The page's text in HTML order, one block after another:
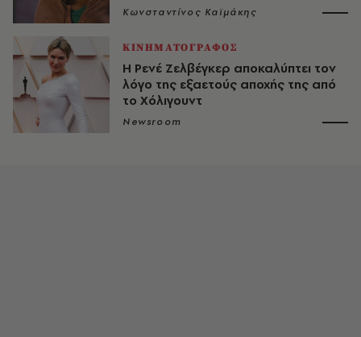
Κωνσταντίνος Καϊμάκης
ΚΙΝΗΜΑΤΟΓΡΑΦΟΣ
Η Ρενέ Ζελβέγκερ αποκαλύπτει τον
λόγο της εξαετούς αποχής της από
το Χόλιγουντ
Newsroom